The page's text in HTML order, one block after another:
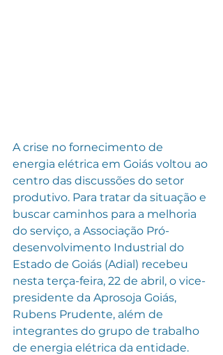
A crise no fornecimento de
energia elétrica em Goiás voltou ao
centro das discussões do setor
produtivo. Para tratar da situação e
buscar caminhos para a melhoria
do serviço, a Associação Pró-
desenvolvimento Industrial do
Estado de Goiás (Adial) recebeu
nesta terça-feira, 22 de abril, o vice-
presidente da Aprosoja Goiás,
Rubens Prudente, além de
integrantes do grupo de trabalho
de energia elétrica da entidade.